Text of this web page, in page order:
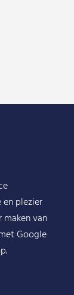
plezier
van
Google